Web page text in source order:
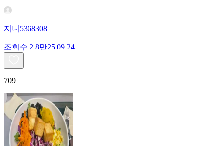
지니5368308
조회수 2.8만25.09.24
709